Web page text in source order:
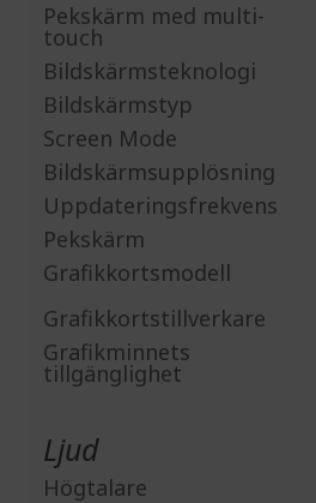
Pekskärm med multi-
touch
Bildskärmsteknologi
Bildskärmstyp
Screen Mode
Bildskärmsupplösning
Uppdateringsfrekvens
Pekskärm
Grafikkortsmodell
Grafikkortstillverkare
Grafikminnets
tillgänglighet
Ljud
Högtalare